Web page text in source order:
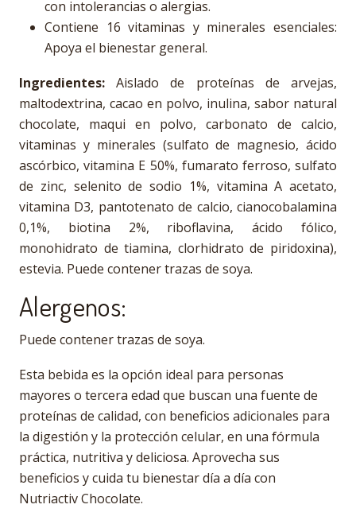
con intolerancias o alergias.
Contiene 16 vitaminas y minerales esenciales:
Apoya el bienestar general.
Ingredientes:Aislado de proteínas de arvejas,
maltodextrina, cacao en polvo, inulina, sabor natural
chocolate, maqui en polvo, carbonato de calcio,
vitaminas y minerales (sulfato de magnesio, ácido
ascórbico, vitamina E 50%, fumarato ferroso, sulfato
de zinc, selenito de sodio 1%, vitamina A acetato,
vitamina D3, pantotenato de calcio, cianocobalamina
0,1%, biotina 2%, riboflavina, ácido fólico,
monohidrato de tiamina, clorhidrato de piridoxina),
estevia. Puede contener trazas de soya.
Alergenos:
Puede contener trazas de soya.
Esta bebida es la opción ideal para personas
mayores o tercera edad que buscan una fuente de
proteínas de calidad, con beneficios adicionales para
la digestión y la protección celular, en una fórmula
práctica, nutritiva y deliciosa. Aprovecha sus
beneficios y cuida tu bienestar día a día con
Nutriactiv Chocolate.